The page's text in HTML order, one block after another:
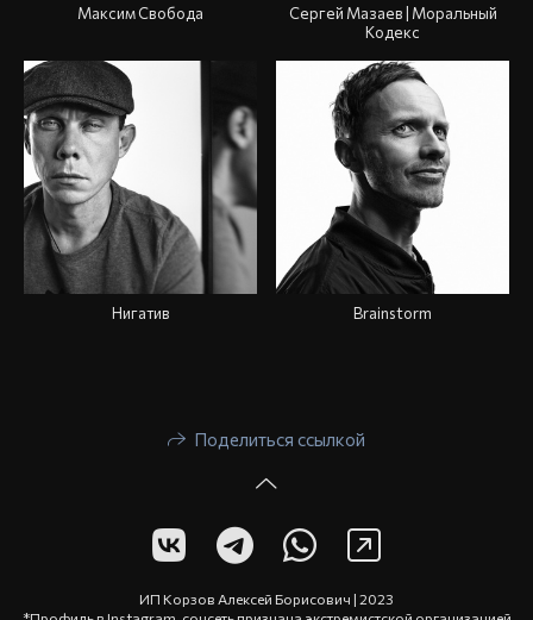
Максим Свобода
Сергей Мазаев | Моральный
Кодекс
Нигатив Brainstorm
Поделиться ссылкой
ИП Корзов Алексей Борисович | 2023